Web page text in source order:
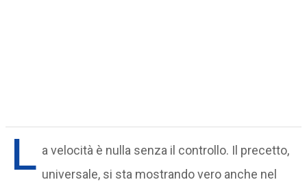
L a velocità è nulla senza il controllo. Il precetto,
universale, si sta mostrando vero anche nel